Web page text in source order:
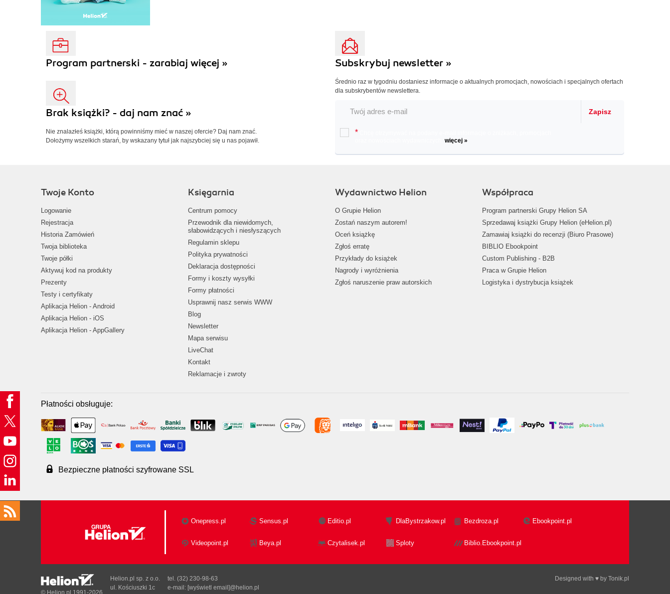
Program partnerski - zarabiaj więcej »
Brak książki? - daj nam znać »
Nie znalazłeś książki, którą powinniśmy mieć w naszej ofercie? Daj nam znać.
Dołożymy wszelkich starań, by wskazany tytuł jak najszybciej się u nas pojawił.
Subskrybuj newsletter »
Średnio raz w tygodniu dostaniesz informacje o aktualnych promocjach, nowościach i specjalnych ofertach
dla subskrybentów newslettera.
Zapisz
*
więcej »
Twoje Konto
Logowanie
Rejestracja
Historia Zamówień
Twoja biblioteka
Twoje półki
Aktywuj kod na produkty
Prezenty
Testy i certyfikaty
Aplikacja Helion - Android
Aplikacja Helion - iOS
Aplikacja Helion - AppGallery
Księgarnia
Centrum pomocy
Przewodnik dla niewidomych,
słabowidzących i niesłyszących
Regulamin sklepu
Polityka prywatności
Deklaracja dostępności
Formy i koszty wysyłki
Formy płatności
Usprawnij nasz serwis WWW
Blog
Newsletter
Mapa serwisu
LiveChat
Kontakt
Reklamacje i zwroty
Wydawnictwo Helion
O Grupie Helion
Zostań naszym autorem!
Oceń książkę
Zgłoś erratę
Przykłady do książek
Nagrody i wyróżnienia
Zgłoś naruszenie praw autorskich
Współpraca
Program partnerski Grupy Helion SA
Sprzedawaj książki Grupy Helion (eHelion.pl)
Zamawiaj książki do recenzji (Biuro Prasowe)
BIBLIO Ebookpoint
Custom Publishing - B2B
Praca w Grupie Helion
Logistyka i dystrybucja książek
Płatności obsługuje:
Bezpieczne płatności szyfrowane SSL
Onepress.pl Sensus.pl Editio.pl DlaBystrzakow.pl Bezdroza.pl Ebookpoint.pl
Videopoint.pl Beya.pl Czytalisek.pl Sploty Biblio.Ebookpoint.pl
Designed with ♥ by Tonik.pl
© Helion.pl 1991-2026
Helion.pl sp. z o.o.
ul. Kościuszki 1c
tel. (32) 230-98-63
e-mail: [wyświetl email]@helion.pl